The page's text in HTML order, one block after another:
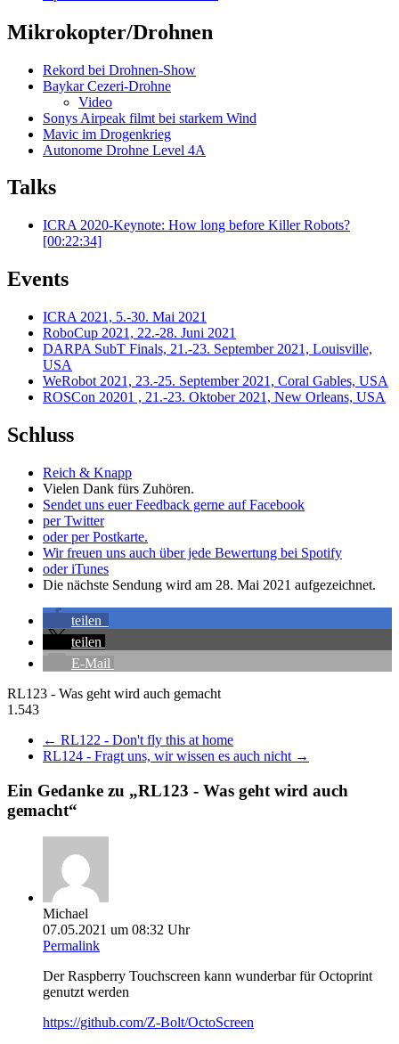
Mikrokopter/Drohnen
Rekord bei Drohnen-Show
Baykar Cezeri-Drohne
Video
Sonys Airpeak filmt bei starkem Wind
Mavic im Drogenkrieg
Autonome Drohne Level 4A
Talks
ICRA 2020-Keynote: How long before Killer Robots?
[00:22:34]
Events
ICRA 2021, 5.-30. Mai 2021
RoboCup 2021, 22.-28. Juni 2021
DARPA SubT Finals, 21.-23. September 2021, Louisville,
USA
WeRobot 2021, 23.-25. September 2021, Coral Gables, USA
ROSCon 20201 , 21.-23. Oktober 2021, New Orleans, USA
Schluss
Reich & Knapp
Vielen Dank fürs Zuhören.
Sendet uns euer Feedback gerne auf Facebook
per Twitter
oder per Postkarte.
Wir freuen uns auch über jede Bewertung bei Spotify
oder iTunes
Die nächste Sendung wird am 28. Mai 2021 aufgezeichnet.
teilen
teilen
E-Mail
RL123 - Was geht wird auch gemacht
1.543
← RL122 - Don't fly this at home
RL124 - Fragt uns, wir wissen es auch nicht →
Ein Gedanke zu „RL123 - Was geht wird auch
gemacht“
Michael
07.05.2021 um 08:32 Uhr
Permalink
Der Raspberry Touchscreen kann wunderbar für Octoprint
genutzt werden
https://github.com/Z-Bolt/OctoScreen